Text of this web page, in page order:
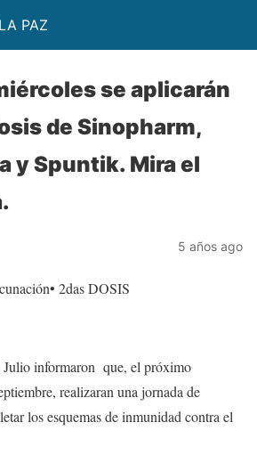
PAZ
se aplicarán
de Sinopharm,
y Spuntik. Mira el
5 años ago
2das DOSIS
Julio informaron que, el próximo
realizaran una jornada de
los esquemas de inmunidad contra el